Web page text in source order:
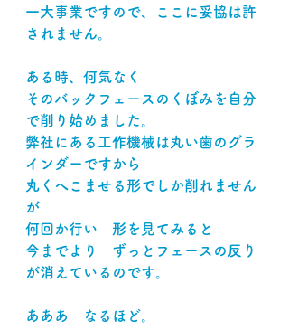
一大事業ですので、ここに妥協は許
されません。
ある時、何気なく
そのバックフェースのくぼみを自分
で削り始めました。
弊社にある工作機械は丸い歯のグラ
インダーですから
丸くへこませる形でしか削れません
が
何回か行い　形を見てみると
今までより　ずっとフェースの反り
が消えているのです。
あああ　なるほど。